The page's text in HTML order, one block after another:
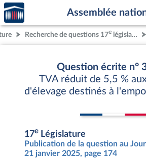
Aller au contenu
Aller en bas de la page
Accèder
à la
page
d'accueil
Assemblée
Recherche de questions 17e législature
Question écrite n°
TVA réduit de 5,5 %
d'élevage destinés à
17e Législature
Publication de la question au
21 janvier 2025, page 174